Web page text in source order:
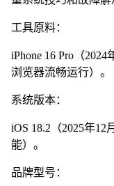
工具原料：
iPhone 16 Pro（
浏览器流畅运行）。
系统版本：
iOS 18.2（2025年
能）。
品牌型号：